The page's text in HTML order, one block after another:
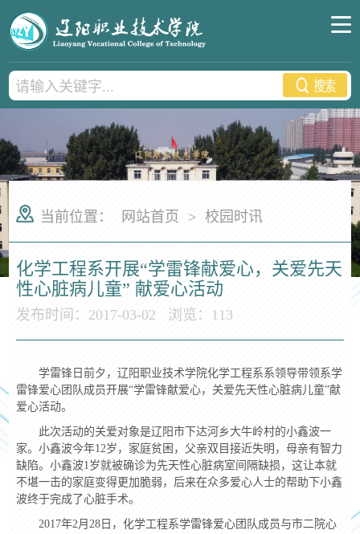
当前位置： 网站首页 > 校园时讯
化学工程系开展“学雷锋献爱心，关爱先天
性心脏病儿童” 献爱心活动
发布时间：2017-03-02 浏览： 113
学雷锋日前夕，辽阳职业技术学院化学工程系系领导带领系学
雷锋爱心团队成员开展“学雷锋献爱心，关爱先天性心脏病儿童”献
爱心活动。
此次活动的关爱对象是辽阳市下达河乡大牛岭村的小鑫波一
家。小鑫波今年12岁，家庭贫困，父亲双目接近失明，母亲有智力
缺陷。小鑫波1岁就被确诊为先天性心脏病室间隔缺损，这让本就
不堪一击的家庭变得更加脆弱，后来在众多爱心人士的帮助下小鑫
波终于完成了心脏手术。
2017年2月28日，化学工程系学雷锋爱心团队成员与市二院心